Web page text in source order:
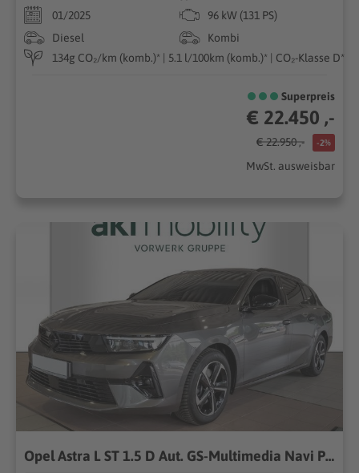
01/2025
96 kW (131 PS)
Diesel
Kombi
134g CO₂/km (komb.)* | 5.1 l/100km (komb.)* | CO₂-Klasse D*
Superpreis
€ 22.450 ,-
€ 22.950 ,- -2%
MwSt. ausweisbar
Opel Astra L ST 1.5 D Aut. GS-Multimedia Navi Pro*AHK